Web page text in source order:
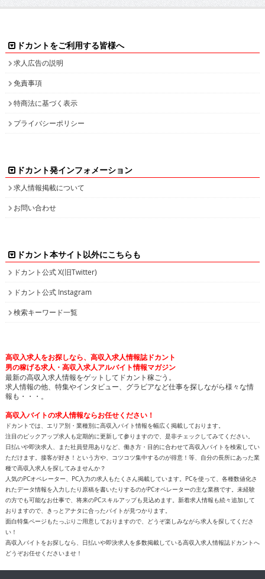
ドカントをご利用する皆様へ
求人広告の説明
免責事項
特商法に基づく表示
プライバシーポリシー
ドカント発インフォメーション
求人情報掲載について
お問い合わせ
ドカント本サイト以外にこちらも
ドカント公式 X(旧Twitter)
ドカント公式 Instagram
検索キーワード一覧
高収入求人をお探しなら、高収入求人情報誌ドカント
男の稼げる求人・高収入求人アルバイト情報マガジン
最新の高収入求人情報をゲットしてドカント稼ごう。
求人情報の他、特集やインタビュー、グラビアなど仕事を探しながら様々な情
報も・・・。
高収入バイトの求人情報ならお任せください！
ドカントでは、エリア別・業種別に高収入バイト情報を幅広く掲載しております。
注目のピックアップ求人も定期的に更新して参りますので、是非チェックしてみてください。
日払いや即決求人、また社員登用ありなど、働き方・目的に合わせて高収入バイトを検索してい
ただけます。接客が好き！という方や、コツコツ集中するのが得意！等、自分の長所にあった業
種で高収入求人を探してみませんか？
人気のPCオペレーター、PC入力の求人もたくさん掲載しています。PCを使って、各種数値化さ
れたデータ情報を入力したり原稿を書いたりするのがPCオペレーターの主な業務です。未経験
の方でも可能なお仕事で、将来のPCスキルアップも見込めます。新着求人情報も続々追加して
おりますので、きっとアナタに合ったバイトが見つかります。
面白特集ページもたっぷりご用意しておりますので、どうぞ楽しみながら求人を探してくださ
い！
高収入バイトをお探しなら、日払いや即決求人を多数掲載している高収入求人情報誌ドカントへ
どうぞお任せくださいませ！